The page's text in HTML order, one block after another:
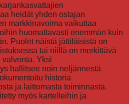
heidät yhden ostajan
markkinavoima vaikuttaa
huomattavasti enemmän kuin
Puolet näistä jättiläisistä on
tai niillä on merkittävä
Yksi
hallitsee noin neljännestä
historia
ja laittomasta toiminnasta.
myös kartelleihin ja